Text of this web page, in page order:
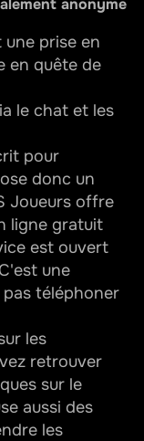
anonyme
prise en
en quête de
le chat et les
pour
donc un
Joueurs offre
ligne gratuit
est ouvert
une
téléphoner
les
retrouver
sur le
aussi des
les